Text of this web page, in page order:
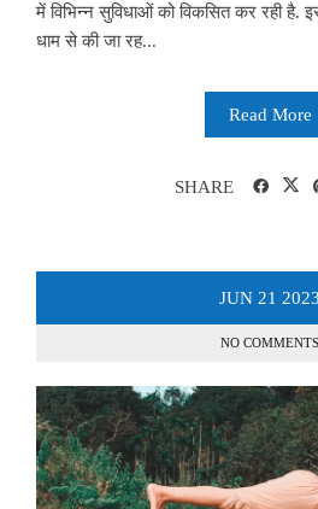
में विभिन्न सुविधाओं को विकसित कर रही
धाम से की जा रह...
Read More
SHARE
JUN 21 2023
NO COMMENTS